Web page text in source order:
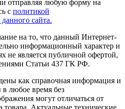
отправляя любую форму на
с политикой
сайта.
на то, что данный Интернет-
информационный характер и
не является публичной офертой,
Статьи 437 ГК РФ.
как справочная информация и
любое время без
могут отличаться от
товара. Актуальные технические